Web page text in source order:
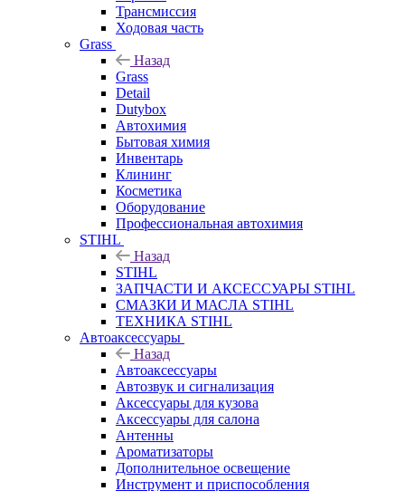
Трансмиссия
Ходовая часть
Grass
Назад
Grass
Detail
Dutybox
Автохимия
Бытовая химия
Инвентарь
Клининг
Косметика
Оборудование
Профессиональная автохимия
STIHL
Назад
STIHL
ЗАПЧАСТИ И АКСЕССУАРЫ STIHL
СМАЗКИ И МАСЛА STIHL
ТЕХНИКА STIHL
Автоаксессуары
Назад
Автоаксессуары
Автозвук и сигнализация
Аксессуары для кузова
Аксессуары для салона
Антенны
Ароматизаторы
Дополнительное освещение
Инструмент и приспособления